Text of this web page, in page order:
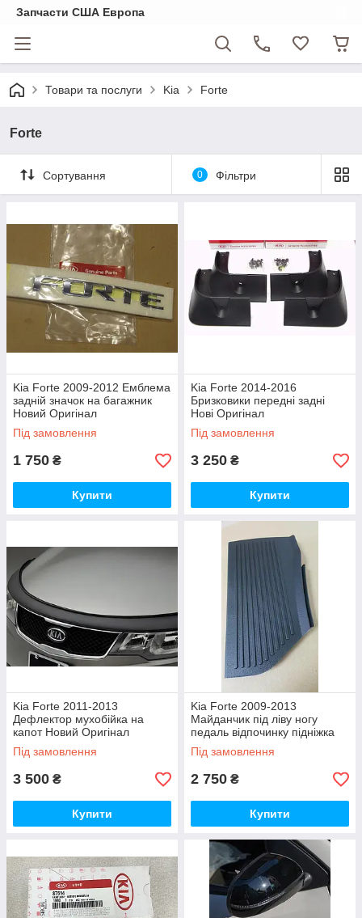
Запчасти США Европа
Товари та послуги Kia Forte
Forte
Сортування 0 Фільтри
Kia Forte 2009-2012 Емблема
задній значок на багажник
Новий Оригінал
Під замовлення
1 750 ₴
Купити
Kia Forte 2014-2016
Бризковики передні задні
Нові Оригінал
Під замовлення
3 250 ₴
Купити
Kia Forte 2011-2013
Дефлектор мухобійка на
капот Новий Оригінал
Під замовлення
3 500 ₴
Купити
Kia Forte 2009-2013
Майданчик під ліву ногу
педаль відпочинку підніжка
Нова Оригінал
Під замовлення
2 750 ₴
Купити